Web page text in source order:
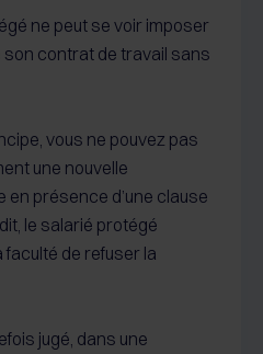
ne peut se voir imposer
son contrat de travail sans
vous ne pouvez pas
une nouvelle
en présence d’une clause
le salarié protégé
de refuser la
jugé, dans une